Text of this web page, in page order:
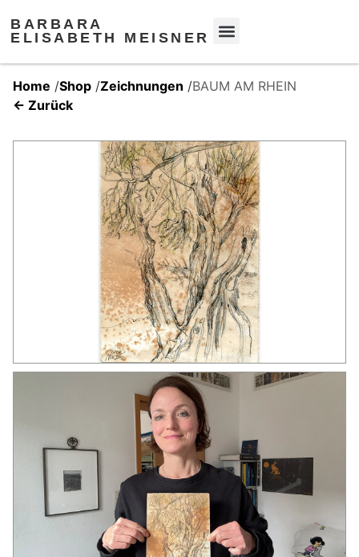
BARBARA
ELISABETH MEISNER
Home /Shop /Zeichnungen /BAUM AM RHEIN
← Zurück